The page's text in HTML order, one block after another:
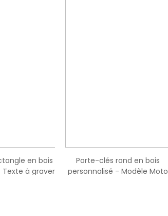
en bois
à graver
Porte-clés rond en bois
personnalisé - Modèle Moto